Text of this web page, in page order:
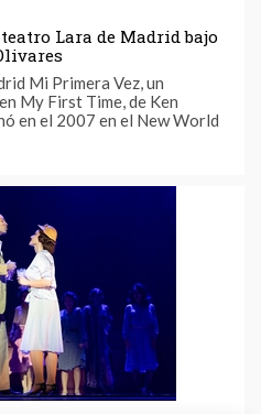
Lara de Madrid bajo
Mi Primera Vez, un
My First Time, de Ken
en el 2007 en el New World